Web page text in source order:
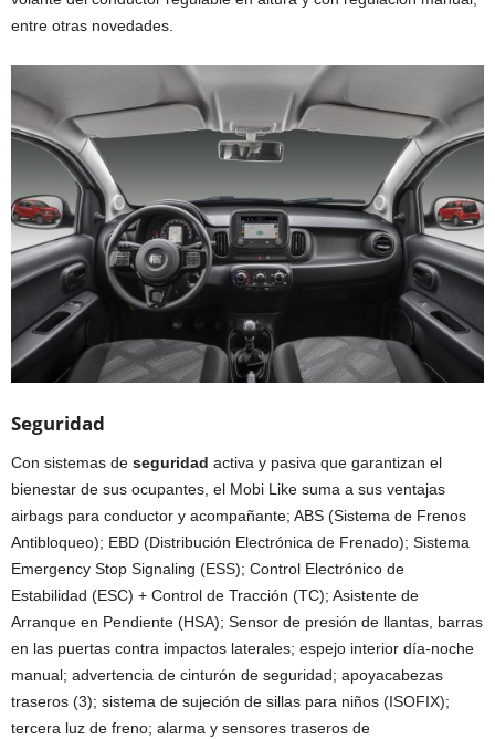
entre otras novedades.
Seguridad
Con sistemas de seguridad activa y pasiva que garantizan el
bienestar de sus ocupantes, el Mobi Like suma a sus ventajas
airbags para conductor y acompañante; ABS (Sistema de Frenos
Antibloqueo); EBD (Distribución Electrónica de Frenado); Sistema
Emergency Stop Signaling (ESS); Control Electrónico de
Estabilidad (ESC) + Control de Tracción (TC); Asistente de
Arranque en Pendiente (HSA); Sensor de presión de llantas, barras
en las puertas contra impactos laterales; espejo interior día-noche
manual; advertencia de cinturón de seguridad; apoyacabezas
traseros (3); sistema de sujeción de sillas para niños (ISOFIX);
tercera luz de freno; alarma y sensores traseros de